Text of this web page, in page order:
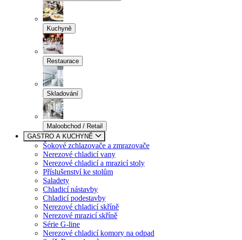
Kuchyně
Restaurace
Skladování
Maloobchod / Retail
GASTRO A KUCHYNĚ
Šokové zchlazovače a zmrazovače
Nerezové chladicí vany
Nerezové chladicí a mrazicí stoly
Příslušenství ke stolům
Saladety
Chladicí nástavby
Chladicí podestavby
Nerezové chladicí skříně
Nerezové mrazicí skříně
Série G-line
Nerezové chladicí komory na odpad